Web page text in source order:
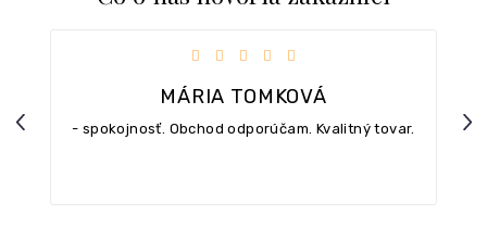
Previous
MÁRIA TOMKOVÁ
Hodnotenie obchodu je 5 z 5 hviezdičiek.
- spokojnosť. Obchod odporúčam. Kvalitný tovar.